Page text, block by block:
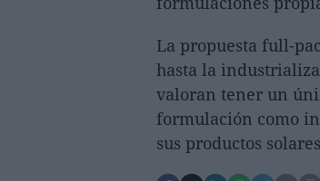
La propuesta full-
hasta la
valoran tener un
formulación como
sus productos